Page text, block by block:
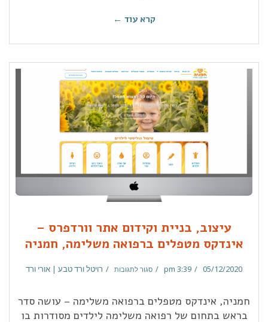
קרא עוד ←
עיצוב, בניית וקידום אתר וורדפרס –
אינדקס מטפלים ברפואה משלימה, חמניה
05/12/2020
3:39 pm סגור לתגובות רויטל ורד טבע | אורי ורד
חמניה, אינדקס מטפלים ברפואה משלימה – עושה סדר
בראש בתחום של רפואה משלימה לילדים מסודרות בו